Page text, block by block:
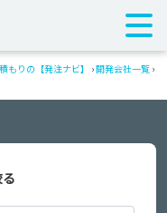
りの【発注ナビ】 ›開発会社一覧 ›